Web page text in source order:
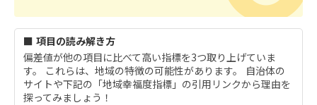
■ 項目の読み解き方
偏差値が他の項目に比べて高い指標を3つ取り上げていま
す。 これらは、地域の特徴の可能性があります。 自治体の
サイトや下記の「地域幸福度指標」の引用リンクから理由を
探ってみましょう！